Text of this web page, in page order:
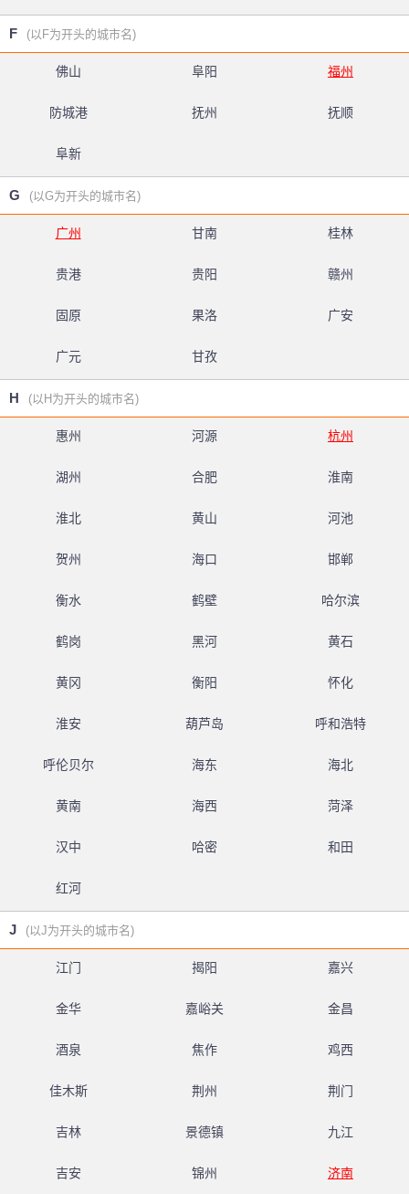
F (以F为开头的城市名)
佛山 阜阳 福州
防城港 抚州 抚顺
阜新
G (以G为开头的城市名)
广州 甘南 桂林
贵港 贵阳 赣州
固原 果洛 广安
广元 甘孜
H (以H为开头的城市名)
惠州 河源 杭州
湖州 合肥 淮南
淮北 黄山 河池
贺州 海口 邯郸
衡水 鹤壁 哈尔滨
鹤岗 黑河 黄石
黄冈 衡阳 怀化
淮安 葫芦岛 呼和浩特
呼伦贝尔 海东 海北
黄南 海西 菏泽
汉中 哈密 和田
红河
J (以J为开头的城市名)
江门 揭阳 嘉兴
金华 嘉峪关 金昌
酒泉 焦作 鸡西
佳木斯 荆州 荆门
吉林 景德镇 九江
吉安 锦州 济南